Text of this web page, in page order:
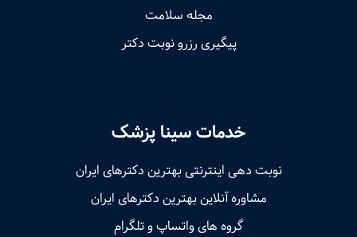
مجله سلامت
پیگیری رزرو نوبت دکتر
خدمات سینا پزشک
نوبت‌ دهی اینترنتی بهترین دکترهای ایران
مشاوره آنلاین بهترین دکترهای ایران
گروه های واتساپ و تلگرام